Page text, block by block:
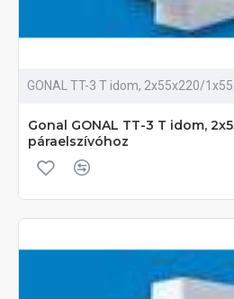
GONAL TT-3 T idom, 2x55x220/
Gonal GONAL TT-3 T idom,
páraelszívóhoz